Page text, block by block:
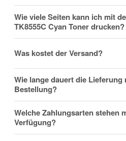
Nachname
Firma
Wie viele Seiten kann ich mit
TK8555C Cyan Toner drucken?
Was kostet der Versand?
Wie lange dauert die Lieferung
Bestellung?
Welche Zahlungsarten stehen
Verfügung?